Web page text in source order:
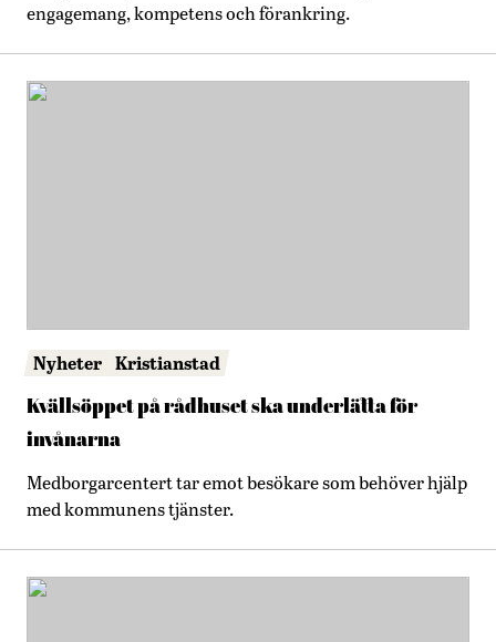
engagemang, kompetens och förankring.
Nyheter Kristianstad
Kvällsöppet på rådhuset ska underlätta för
invånarna
Medborgarcentert tar emot besökare som behöver hjälp
med kommunens tjänster.